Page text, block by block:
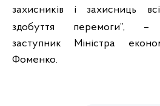
захисників і захисниць
здобуття перемоги”,
заступник Міністра
Фоменко.